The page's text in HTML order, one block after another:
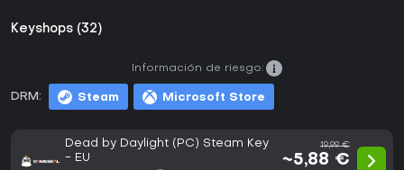
Keyshops (32)
DRM: Steam Microsoft Store
Información de riesgo:
Dead by Daylight (PC) Steam Key
- EU
19,99 €
~5,88 €